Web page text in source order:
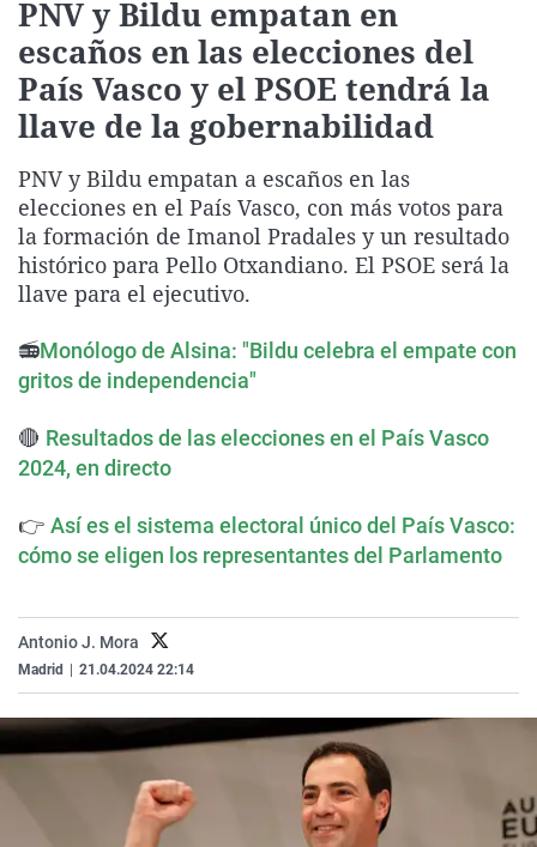
La rosa de los vientos
Gente viajera
Como el perro y el
Caso
Retornados
Equipo de
Operación Viuda
Extremadura
Galicia
La Rioja
Navarra
País Vasco
Virales
Televisión
Elecciones
PNV y Bildu empatan en
escaños en las elecciones del
País Vasco y el PSOE tendrá la
llave de la gobernabilidad
PNV y Bildu empatan a escaños en las
elecciones en el País Vasco, con más votos para
la formación de Imanol Pradales y un resultado
histórico para Pello Otxandiano. El PSOE será la
llave para el ejecutivo.
📻Monólogo de Alsina: "Bildu celebra el empate con
gritos de independencia"
🔴 Resultados de las elecciones en el País Vasco
2024, en directo
👉 Así es el sistema electoral único del País Vasco:
cómo se eligen los representantes del Parlamento
Antonio J. Mora
Madrid 21.04.2024 22:14